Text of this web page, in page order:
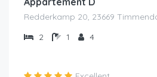
Redderkamp 20, 23669
2
1 4